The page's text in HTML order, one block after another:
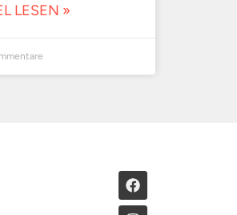
LESEN »